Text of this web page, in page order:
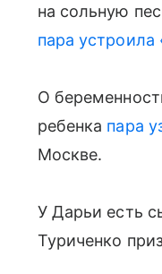
на сольную
пара
О
ребенка пара
Москве.
У Дарьи есть
Туриченко